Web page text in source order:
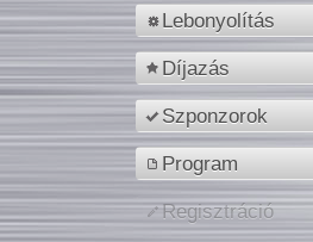
Lebonyolítás
Díjazás
Szponzorok
Program
Regisztráció